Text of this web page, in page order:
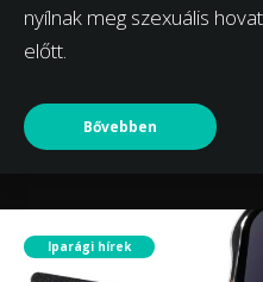
nyílnak meg szexuális
előtt.
Bővebben
Iparági hírek